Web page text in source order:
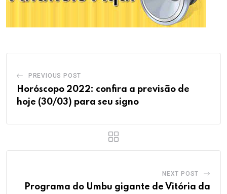
PREVIOUS POST
Horóscopo 2022: confira a previsão de
hoje (30/03) para seu signo
NEXT POST
Programa do Umbu gigante de Vitória da